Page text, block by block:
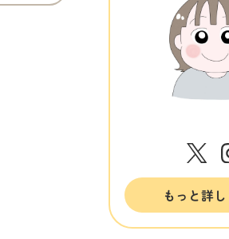
もっと詳